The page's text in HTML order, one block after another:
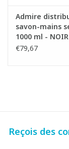
Admire
savon-mains
1000 ml - NOIR
€79,67
Reçois des